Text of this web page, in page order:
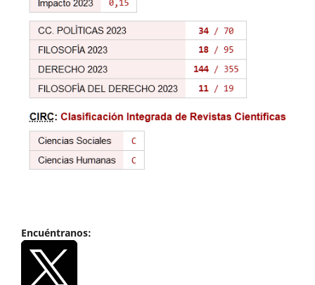
Encuéntranos: